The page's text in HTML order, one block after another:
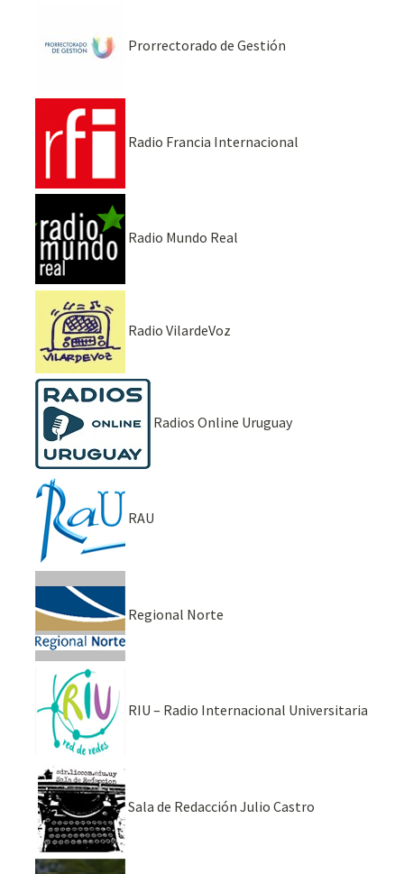
Prorrectorado de Gestión
Radio Francia Internacional
Radio Mundo Real
Radio VilardeVoz
Radios Online Uruguay
RAU
Regional Norte
RIU – Radio Internacional Universitaria
Sala de Redacción Julio Castro